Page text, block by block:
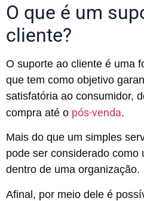
O que é um
cliente?
O suporte ao cliente é uma
que tem como objetivo
satisfatória ao consumidor,
compra até o pós-venda.
Mais do que um simples
pode ser considerado como
dentro de uma organização.
Afinal, por meio dele é